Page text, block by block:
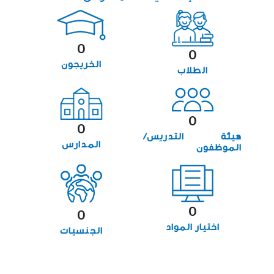
0
الطلاب
0
الخريجون
0
هيئة التدريس/
الموظفون
0
المدارس
0
اختيار المواد
0
الجنسيات